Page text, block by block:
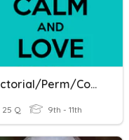
Factorial/Perm/Combo
25 Q 9th - 11th